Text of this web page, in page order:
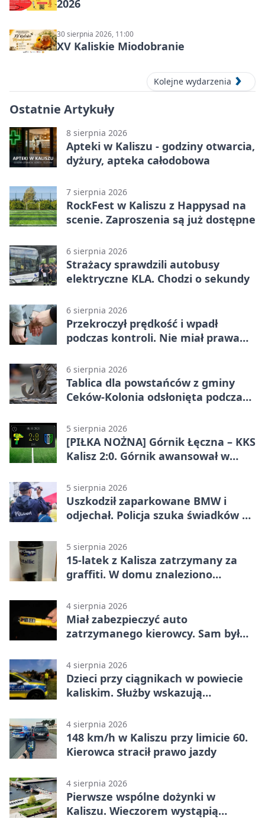
2026
30 sierpnia 2026, 11:00
XV Kaliskie Miodobranie
Kolejne wydarzenia
Ostatnie Artykuły
8 sierpnia 2026
Apteki w Kaliszu - godziny otwarcia,
dyżury, apteka całodobowa
7 sierpnia 2026
RockFest w Kaliszu z Happysad na
scenie. Zaproszenia są już dostępne
6 sierpnia 2026
Strażacy sprawdzili autobusy
elektryczne KLA. Chodzi o sekundy
6 sierpnia 2026
Przekroczył prędkość i wpadł
podczas kontroli. Nie miał prawa
6 sierpnia 2026
Tablica dla powstańców z gminy
Ceków-Kolonia odsłonięta podczas
5 sierpnia 2026
[PIŁKA NOŻNA] Górnik Łęczna – KKS
Kalisz 2:0. Górnik awansował w
5 sierpnia 2026
Uszkodził zaparkowane BMW i
odjechał. Policja szuka świadków w
5 sierpnia 2026
15-latek z Kalisza zatrzymany za
graffiti. W domu znaleziono
4 sierpnia 2026
Miał zabezpieczyć auto
zatrzymanego kierowcy. Sam był
4 sierpnia 2026
Dzieci przy ciągnikach w powiecie
kaliskim. Służby wskazują
4 sierpnia 2026
148 km/h w Kaliszu przy limicie 60.
Kierowca stracił prawo jazdy
4 sierpnia 2026
Pierwsze wspólne dożynki w
Kaliszu. Wieczorem wystąpią